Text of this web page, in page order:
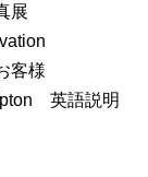
展
客様
英語説明